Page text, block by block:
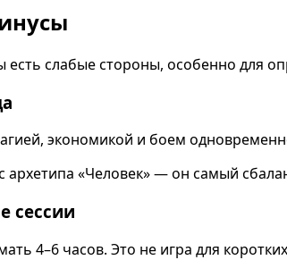
есть слабые стороны, особенно для
экономикой и боем
архетипа «Человек» — он самый
сессии
4–6 часов. Это не игра для